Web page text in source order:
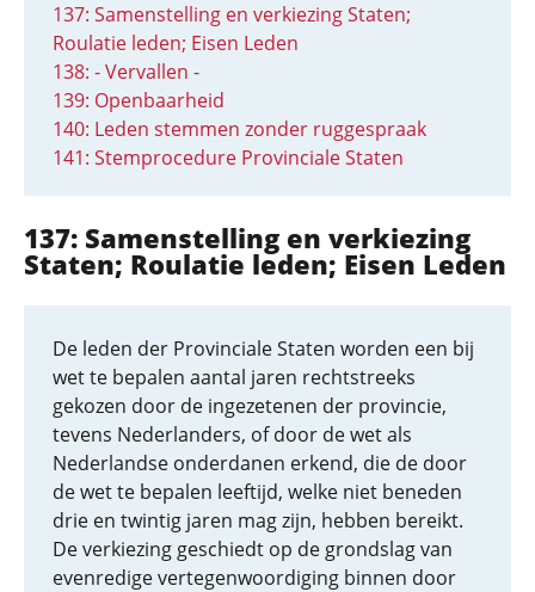
137: Samenstelling en verkiezing Staten;
Roulatie leden; Eisen Leden
138: - Vervallen -
139: Openbaarheid
140: Leden stemmen zonder ruggespraak
141: Stemprocedure Provinciale Staten
137: Samenstelling en verkiezing
Staten; Roulatie leden; Eisen Leden
De leden der Provinciale Staten worden een bij
wet te bepalen aantal jaren rechtstreeks
gekozen door de ingezetenen der provincie,
tevens Nederlanders, of door de wet als
Nederlandse onderdanen erkend, die de door
de wet te bepalen leeftijd, welke niet beneden
drie en twintig jaren mag zijn, hebben bereikt.
De verkiezing geschiedt op de grondslag van
evenredige vertegenwoordiging binnen door